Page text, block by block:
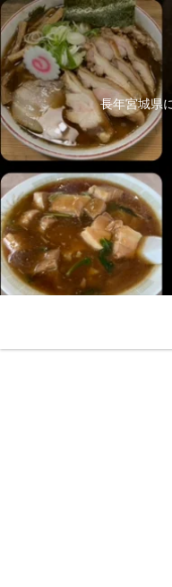
長年宮城県